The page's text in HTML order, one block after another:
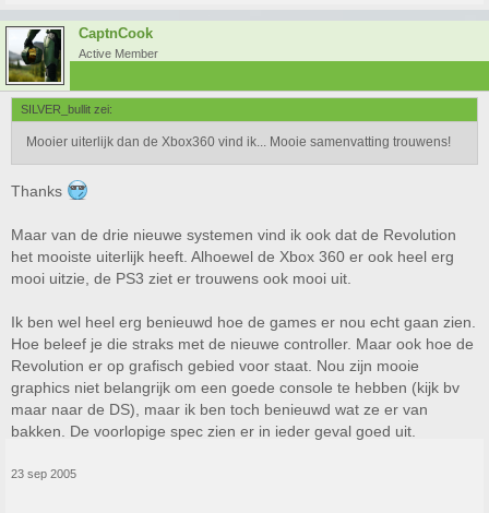
CaptnCook
Active Member
SILVER_bullit zei:
Mooier uiterlijk dan de Xbox360 vind ik... Mooie samenvatting trouwens!
Thanks
Maar van de drie nieuwe systemen vind ik ook dat de Revolution
het mooiste uiterlijk heeft. Alhoewel de Xbox 360 er ook heel erg
mooi uitzie, de PS3 ziet er trouwens ook mooi uit.
Ik ben wel heel erg benieuwd hoe de games er nou echt gaan zien.
Hoe beleef je die straks met de nieuwe controller. Maar ook hoe de
Revolution er op grafisch gebied voor staat. Nou zijn mooie
graphics niet belangrijk om een goede console te hebben (kijk bv
maar naar de DS), maar ik ben toch benieuwd wat ze er van
bakken. De voorlopige spec zien er in ieder geval goed uit.
23 sep 2005